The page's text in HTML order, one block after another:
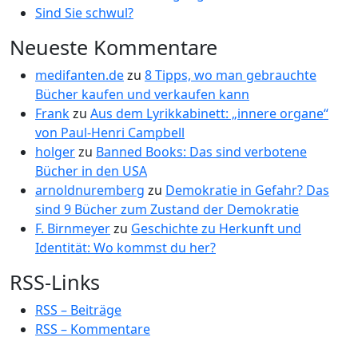
Sind Sie schwul?
Neueste Kommentare
medifanten.dezu 8 Tipps, wo man gebrauchte
Bücher kaufen und verkaufen kann
Frankzu Aus dem Lyrikkabinett: „innere organe“
von Paul-Henri Campbell
holgerzu Banned Books: Das sind verbotene
Bücher in den USA
arnoldnuremberg zu Demokratie in Gefahr? Das
sind 9 Bücher zum Zustand der Demokratie
F. Birnmeyerzu Geschichte zu Herkunft und
Identität: Wo kommst du her?
RSS-Links
RSS – Beiträge
RSS – Kommentare